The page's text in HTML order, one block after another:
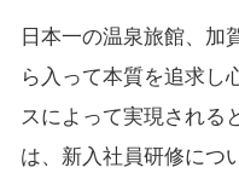
日本一の温泉旅館、加
ら入って本質を追求し
スによって実現される
は、新入社員研修につ